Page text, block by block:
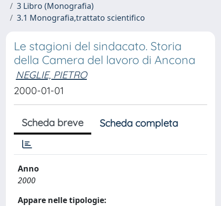
3 Libro (Monografia)
3.1 Monografia,trattato scientifico
Le stagioni del sindacato. Storia
della Camera del lavoro di Ancona
NEGLIE, PIETRO
2000-01-01
Scheda breve Scheda completa
Anno
2000
Appare nelle tipologie: